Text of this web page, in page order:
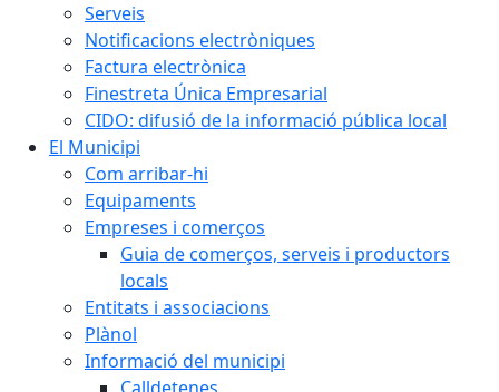
Serveis
Notificacions electròniques
Factura electrònica
Finestreta Única Empresarial
CIDO: difusió de la informació pública local
El Municipi
Com arribar-hi
Equipaments
Empreses i comerços
Guia de comerços, serveis i productors
locals
Entitats i associacions
Plànol
Informació del municipi